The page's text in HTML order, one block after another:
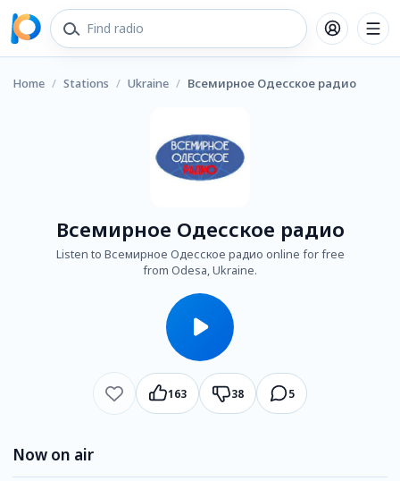
Home / Stations / Ukraine / Всемирное Одесское радио
Всемирное Одесское радио
Listen to Всемирное Одесское радио online for free
from Odesa, Ukraine.
163 38 5
Now on air